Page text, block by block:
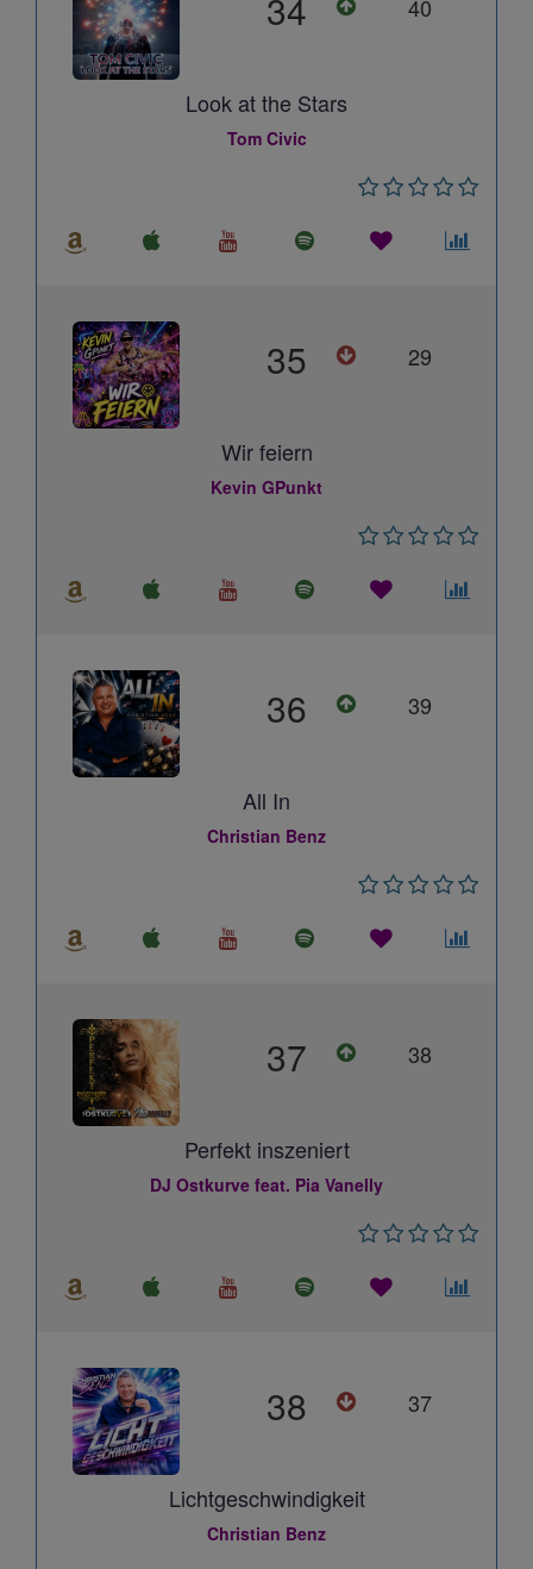
40
Look at the Stars
Tom Civic
35 29
Wir feiern
Kevin GPunkt
36 39
All In
Christian Benz
37 38
Perfekt inszeniert
DJ Ostkurve feat. Pia Vanelly
38 37
Lichtgeschwindigkeit
Christian Benz